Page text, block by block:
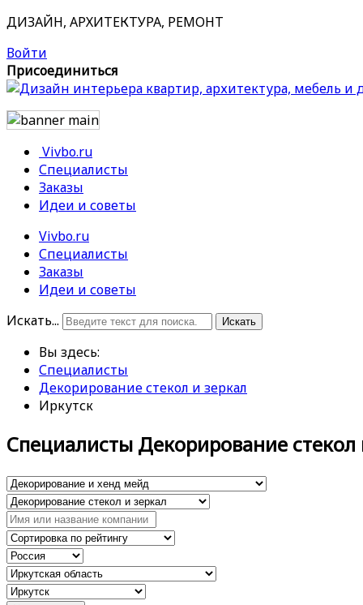
ДИЗАЙН, АРХИТЕКТУРА, РЕМОНТ
Войти
Присоединиться
Vivbo.ru
Специалисты
Заказы
Идеи и советы
Vivbo.ru
Специалисты
Заказы
Идеи и советы
Искать...
Искать
Вы здесь:
Специалисты
Декорирование стекол и зеркал
Иркутск
Специалисты Декорирование стекол